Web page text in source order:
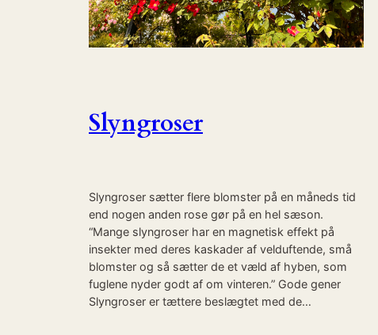
Slyngroser
Slyngroser sætter flere blomster på en måneds tid
end nogen anden rose gør på en hel sæson.
“Mange slyngroser har en magnetisk effekt på
insekter med deres kaskader af velduftende, små
blomster og så sætter de et væld af hyben, som
fuglene nyder godt af om vinteren.” Gode gener
Slyngroser er tættere beslægtet med de…